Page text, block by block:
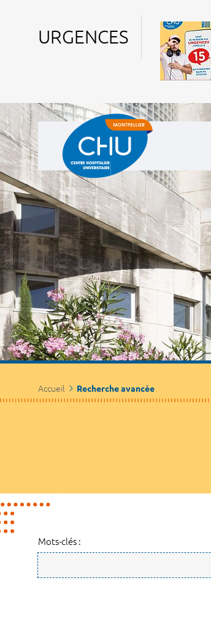
URGENCES
Accueil Recherche avancée
Mots-clés :